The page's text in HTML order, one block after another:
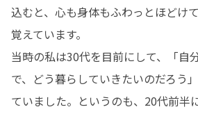
込むと、心も身体もふわっとほどけ
覚えています。
当時の私は30代を目前にして、「自
で、どう暮らしていきたいのだろう
ていました。というのも、20代前半